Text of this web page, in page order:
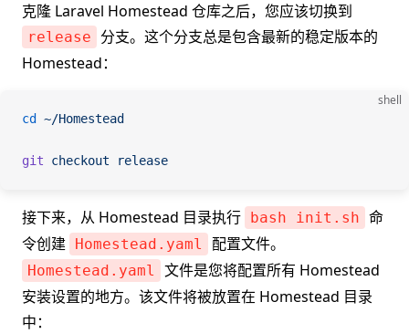
克隆 Laravel Homestead 仓库之后，您应该切换到
release
分支。这个分支总是包含最新的稳定版本的
Homestead：
shell
cd ~/Homestead
git checkout release
接下来，从 Homestead 目录执行 bash init.sh 命
令创建 Homestead.yaml 配置文件。
Homestead.yaml
文件是您将配置所有 Homestead
安装设置的地方。该文件将被放置在 Homestead 目录
中：